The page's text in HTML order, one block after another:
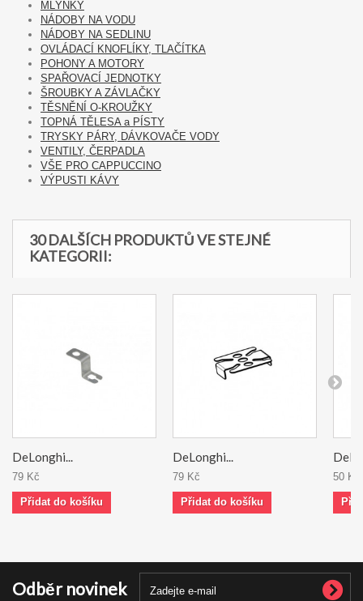
MLÝNKY
NÁDOBY NA VODU
NÁDOBY NA SEDLINU
OVLÁDACÍ KNOFLÍKY, TLAČÍTKA
POHONY A MOTORY
SPAŘOVACÍ JEDNOTKY
ŠROUBKY A ZÁVLAČKY
TĚSNĚNÍ O-KROUŽKY
TOPNÁ TĚLESA a PÍSTY
TRYSKY PÁRY, DÁVKOVAČE VODY
VENTILY, ČERPADLA
VŠE PRO CAPPUCCINO
VÝPUSTI KÁVY
30 DALŠÍCH PRODUKTŮ VE STEJNÉ
KATEGORII:
DeLonghi...
79 Kč
Přidat do košíku
DeLonghi...
79 Kč
Přidat do košíku
50 Kč
Odběr novinek